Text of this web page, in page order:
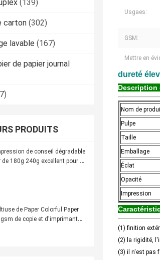
(139)
carton (302)
lavable (167)
de papier journal
PRODUITS
de conseil dégradable
de 180g 240g excellent pour la
de Paper Colorful Paper
de copie et d'imprimante
Usgaes:
GSM:
Mettre en
dureté
Description
Nom de
Pulpe
Taille
Emballage
Éclat
Opacité
Impression
(1) finition
(2) la rigidité,
(3) il n'est pas